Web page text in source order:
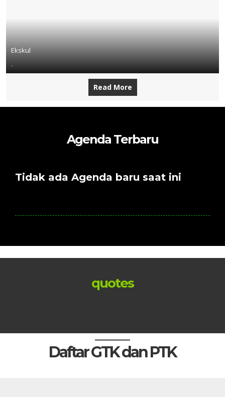
Ekskul
.
Read More
Agenda Terbaru
Tidak ada Agenda baru saat ini
quotes
Daftar GTK dan PTK